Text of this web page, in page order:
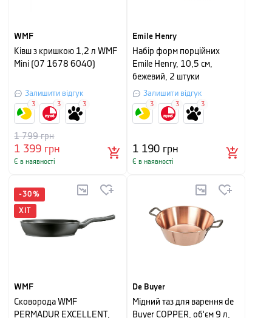
WMF
Ківш з кришкою 1,2 л WMF
Mini (07 1678 6040)
Залишити відгук
1 399 грн
1 799грн
Є в наявності
3 3 3
Emile Henry
Набір форм порційних
Emile Henry, 10,5 см,
бежевий, 2 штуки
Залишити відгук
1 190 грн
Є в наявності
3 3 3
-30 %
ХІТ
WMF
Сковорода WMF
PERMADUR EXCELLENT,
De Buyer
Мідний таз для варення de
Buyer COPPER, об'єм 9 л,